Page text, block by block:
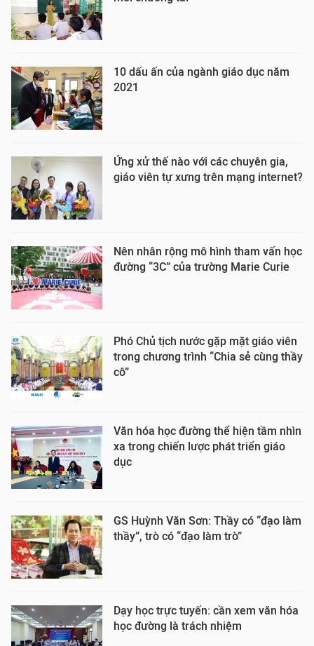
10 dấu ấn của ngành giáo dục năm
2021
Ứng xử thế nào với các chuyên gia,
giáo viên tự xưng trên mạng internet?
Nên nhân rộng mô hình tham vấn học
đường “3C” của trường Marie Curie
Phó Chủ tịch nước gặp mặt giáo viên
trong chương trình “Chia sẻ cùng thầy
cô”
Văn hóa học đường thể hiện tầm nhìn
xa trong chiến lược phát triển giáo
dục
GS Huỳnh Văn Sơn: Thầy có “đạo làm
thầy”, trò có “đạo làm trò”
Dạy học trực tuyến: cần xem văn hóa
học đường là trách nhiệm